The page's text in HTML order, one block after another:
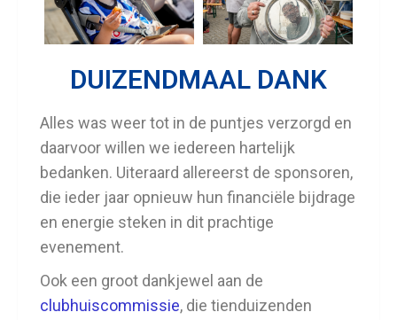
DUIZENDMAAL DANK
Alles was weer tot in de puntjes verzorgd en
daarvoor willen we iedereen hartelijk
bedanken. Uiteraard allereerst de sponsoren,
die ieder jaar opnieuw hun financiële bijdrage
en energie steken in dit prachtige
evenement.
Ook een groot dankjewel aan de
clubhuiscommissie, die tienduizenden